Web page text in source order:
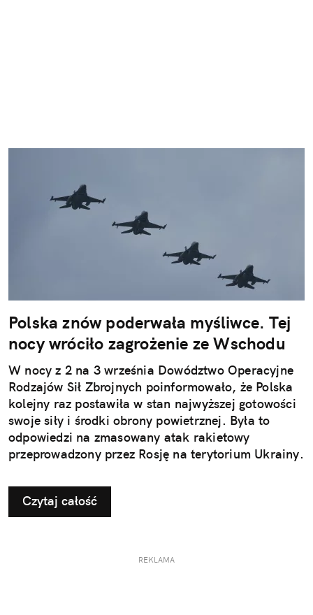
Polska znów poderwała myśliwce. Tej
nocy wróciło zagrożenie ze Wschodu
W nocy z 2 na 3 września Dowództwo Operacyjne
Rodzajów Sił Zbrojnych poinformowało, że Polska
kolejny raz postawiła w stan najwyższej gotowości
swoje siły i środki obrony powietrznej. Była to
odpowiedzi na zmasowany atak rakietowy
przeprowadzony przez Rosję na terytorium Ukrainy.
Czytaj całość
REKLAMA